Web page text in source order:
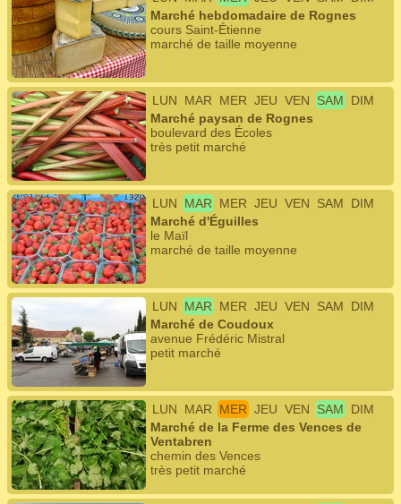
Marché hebdomadaire de Rognes
cours Saint-Étienne
marché de taille moyenne
LUN MAR MER JEU VEN SAM
DIM
Marché paysan de Rognes
boulevard des Écoles
très petit marché
LUN MAR MER JEU VEN SAM
DIM
Marché d'Éguilles
le Maïl
marché de taille moyenne
LUN MAR MER JEU VEN SAM
DIM
Marché de Coudoux
avenue Frédéric Mistral
petit marché
LUN MAR MER JEU VEN SAM
DIM
Marché de la Ferme des Vences de
Ventabren
chemin des Vences
très petit marché